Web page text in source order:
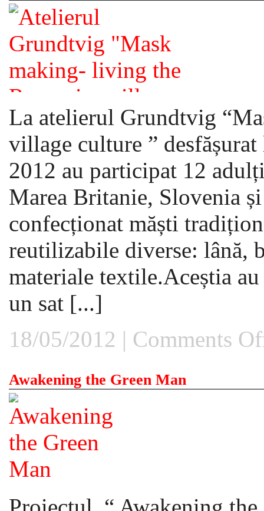
La atelierul Grundtvig
village culture ”
2012 au participat 12
Marea Britanie, Slovenia
confecționat măști
reutilizabile diverse: lână,
materiale textile.Aceștia
un sat [...]
18/05/2012 | Comments
Awakening the Green Man